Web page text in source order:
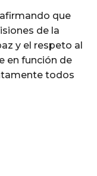
que
de la
y el respeto al
en función de
todos